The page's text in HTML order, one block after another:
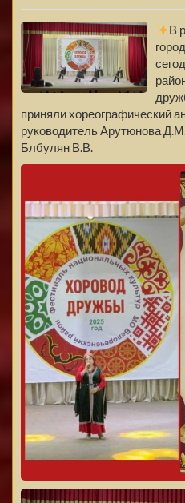
В
приняли хореографический
руководитель Арутюнова
Блбулян В.В.